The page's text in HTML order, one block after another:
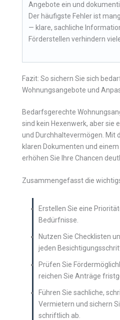
Angebote ein und
Der häufigste Fehler ist
— klare, sachliche
Förderstellen verhindern
Fazit: So sichern Sie sich
Wohnungsangebote und
Bedarfsgerechte
sind kein Hexenwerk, aber sie
und Durchhaltevermögen. Mit
klaren Dokumenten und
erhöhen Sie Ihre Chancen
Zusammengefasst die
Erstellen Sie eine
Bedürfnisse.
Nutzen Sie Checklisten
jeden
Prüfen Sie
reichen Sie Anträge
Führen Sie sachliche,
Vermietern und sichern
schriftlich ab.